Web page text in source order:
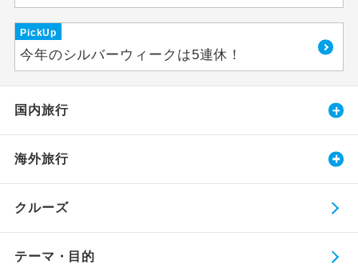
PickUp
今年のシルバーウィークは5連休！
国内旅行
海外旅行
クルーズ
テーマ・目的